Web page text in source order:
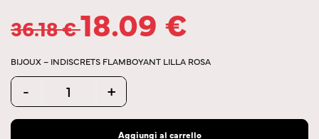
36.18€18.09 €
BIJOUX – INDISCRETS FLAMBOYANT LILLA ROSA
Quantity
- +
Aggiungi al carrello